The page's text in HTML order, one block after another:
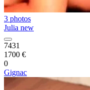
3 photos
Julia new
7431
1700 €
0
Gignac